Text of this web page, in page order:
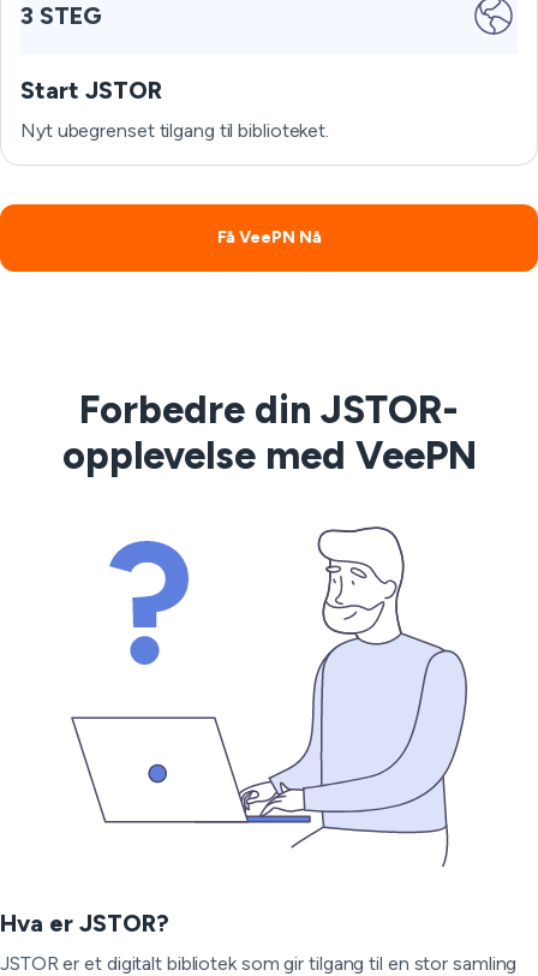
3 STEG
Start JSTOR
Nyt ubegrenset tilgang til biblioteket.
Få VeePN Nå
Forbedre din JSTOR-
opplevelse med VeePN
Hva er JSTOR?
JSTOR er et digitalt bibliotek som gir tilgang til en stor samling